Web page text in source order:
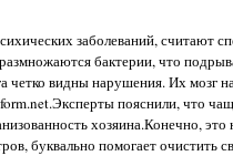
заболеваний, считают
бактерии, что
четко видны нарушения. Их мозг
пояснили, что
хозяина.Конечно,
буквально помогает очистить